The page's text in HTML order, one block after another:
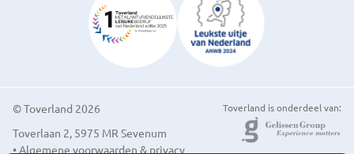
© Toverland 2026
Toverlaan 2, 5975 MR Sevenum
• Algemene voorwaarden & privacy
Toverland is onderdeel van: